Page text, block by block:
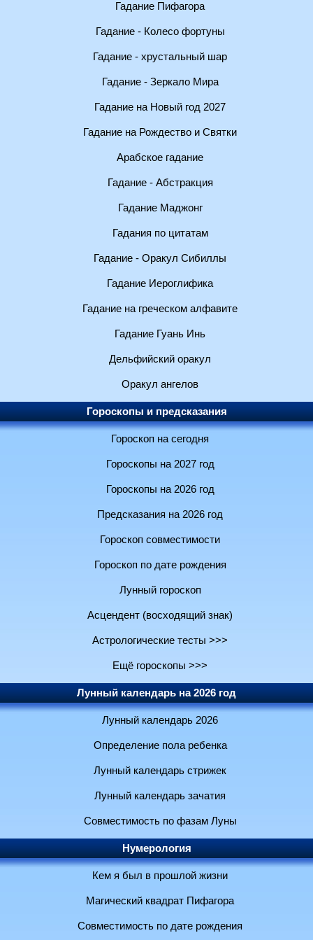
Гадание Пифагора
Гадание - Колесо фортуны
Гадание - хрустальный шар
Гадание - Зеркало Мира
Гадание на Новый год 2027
Гадание на Рождество и Святки
Арабское гадание
Гадание - Абстракция
Гадание Маджонг
Гадания по цитатам
Гадание - Оракул Сибиллы
Гадание Иероглифика
Гадание на греческом алфавите
Гадание Гуань Инь
Дельфийский оракул
Оракул ангелов
Гороскопы и предсказания
Гороскоп на сегодня
Гороскопы на 2027 год
Гороскопы на 2026 год
Предсказания на 2026 год
Гороскоп совместимости
Гороскоп по дате рождения
Лунный гороскоп
Асцендент (восходящий знак)
Астрологические тесты >>>
Ещё гороскопы >>>
Лунный календарь на 2026 год
Лунный календарь 2026
Определение пола ребенка
Лунный календарь стрижек
Лунный календарь зачатия
Совместимость по фазам Луны
Нумерология
Кем я был в прошлой жизни
Магический квадрат Пифагора
Совместимость по дате рождения